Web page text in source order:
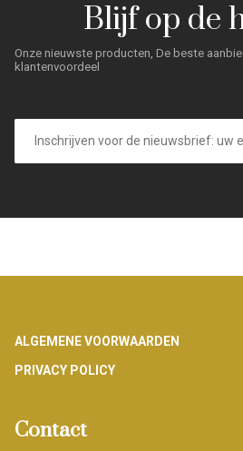
Blijf op de
Onze nieuwste producten, De beste
klantenvoordeel
E-
mailadres
Footer
ALGEMENE VOORWAARDEN
PRIVACY POLICY
Contact